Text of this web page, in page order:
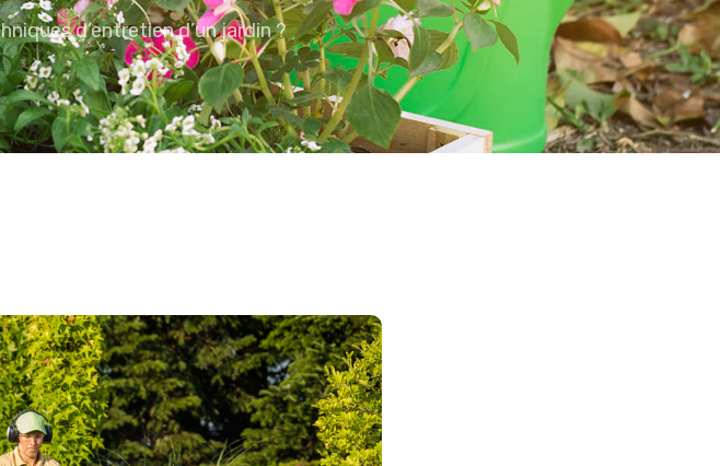
d’entretien d’un jardin ?